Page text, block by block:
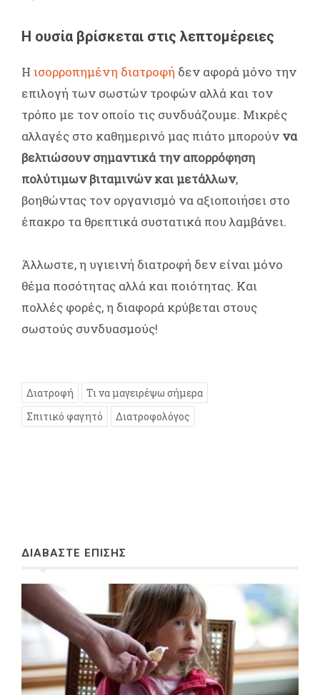
Η ουσία βρίσκεται στις λεπτομέρειες
Η ισορροπημένη διατροφή δεν αφορά μόνο την
επιλογή των σωστών τροφών αλλά και τον
τρόπο με τον οποίο τις συνδυάζουμε. Μικρές
αλλαγές στο καθημερινό μας πιάτο μπορούν να
βελτιώσουν σημαντικά την απορρόφηση
πολύτιμων βιταμινών και μετάλλων,
βοηθώντας τον οργανισμό να αξιοποιήσει στο
έπακρο τα θρεπτικά συστατικά που λαμβάνει.
Άλλωστε, η υγιεινή διατροφή δεν είναι μόνο
θέμα ποσότητας αλλά και ποιότητας. Και
πολλές φορές, η διαφορά κρύβεται στους
σωστούς συνδυασμούς!
Διατροφή
Τι να μαγειρέψω σήμερα
Σπιτικό φαγητό
Διατροφολόγος
ΔΙΑΒΑΣΤΕ ΕΠΙΣΗΣ